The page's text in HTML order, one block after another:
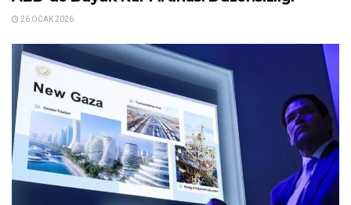
26 OCAK 2026